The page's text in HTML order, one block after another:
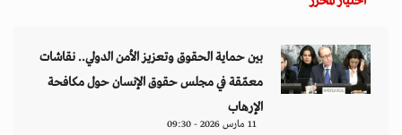
بين حماية الحقوق وتعزيز الأمن الدولي.. نقاشات
معمّقة في مجلس حقوق الإنسان حول مكافحة
الإرهاب
11 مارس 2026 - 09:30